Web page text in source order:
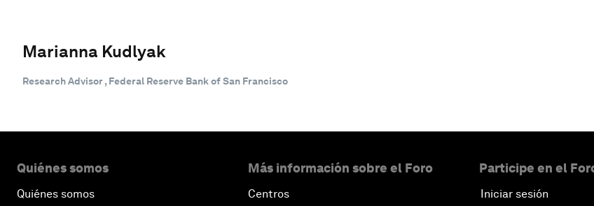
Marianna Kudlyak
Research Advisor , Federal Reserve Bank of San Francisco
Quiénes somos
Quiénes somos
Más información sobre el Foro
Centros
Participe en el
Iniciar sesión